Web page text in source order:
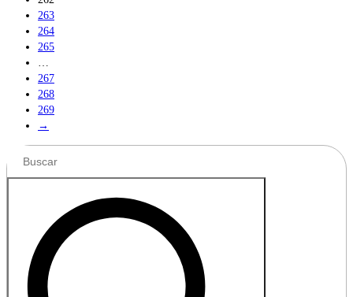
263
264
265
…
267
268
269
→